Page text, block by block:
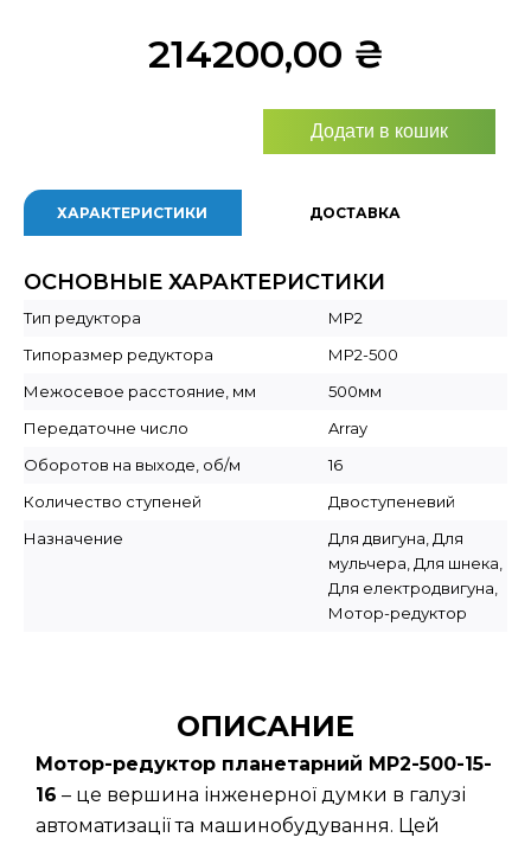
214200,00 ₴
Додати в кошик
ХАРАКТЕРИСТИКИ ДОСТАВКА
ОСНОВНЫЕ ХАРАКТЕРИСТИКИ
Тип редуктора
МР2
Типоразмер редуктора
МР2-500
Межосевое расстояние, мм
500мм
Передаточне число
Array
Оборотов на выходе, об/м
16
Количество ступеней
Двоступеневий
Назначение
Для двигуна, Для
мульчера, Для шнека,
Для електродвигуна,
Мотор-редуктор
ОПИСАНИЕ
Мотор-редуктор планетарний МР2-500-15-
16 – це вершина інженерної думки в галузі
автоматизації та машинобудування. Цей